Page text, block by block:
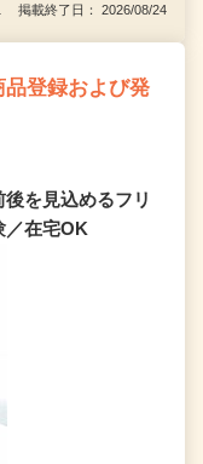
掲載終了日： 2026/08/24
登録および発
後を見込めるフリ
／在宅OK